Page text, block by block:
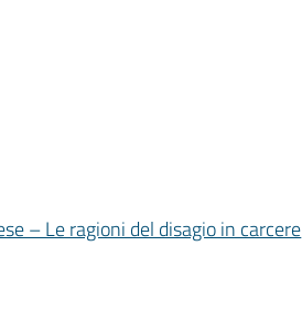
– Le ragioni del disagio in carcere